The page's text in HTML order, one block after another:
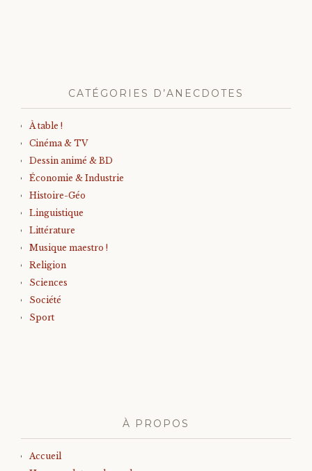
CATÉGORIES D’ANECDOTES
À table !
Cinéma & TV
Dessin animé & BD
Économie & Industrie
Histoire-Géo
Linguistique
Littérature
Musique maestro !
Religion
Sciences
Société
Sport
À PROPOS
Accueil